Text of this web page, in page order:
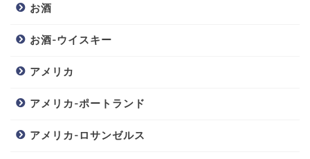
お酒
お酒-ウイスキー
アメリカ
アメリカ-ポートランド
アメリカ-ロサンゼルス